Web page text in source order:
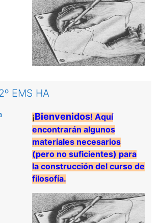
EMS HA
¡Bienvenidos! Aquí
encontrarán algunos
materiales necesarios
(pero no suficientes) para
la construcción del curso de
filosofía.